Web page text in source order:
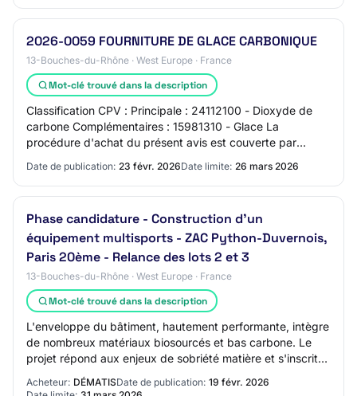
2026-0059 FOURNITURE DE GLACE CARBONIQUE
13-Bouches-du-Rhône · West Europe · France
Mot-clé trouvé dans la description
Classification CPV : Principale : 24112100 - Dioxyde de
carbone Complémentaires : 15981310 - Glace La
procédure d'achat du présent avis est couverte par
Date de publication: 23 févr. 2026Date limite: 26 mars 2026
Phase candidature - Construction d'un
équipement multisports - ZAC Python-Duvernois,
Paris 20ème - Relance des lots 2 et 3
13-Bouches-du-Rhône · West Europe · France
Mot-clé trouvé dans la description
L'enveloppe du bâtiment, hautement performante, intègre
de nombreux matériaux biosourcés et bas carbone. Le
projet répond aux enjeux de sobriété matière et s'inscrit
dans une démarche de réemploi amb…
Acheteur: DÉMATISDate de publication: 19 févr. 2026